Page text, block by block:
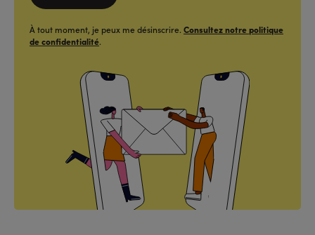
À tout moment, je peux me désinscrire. Consultez notre politique
de confidentialité.